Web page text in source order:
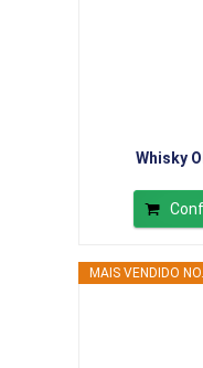
Whisky
MAIS VENDIDO